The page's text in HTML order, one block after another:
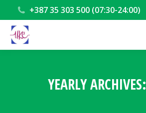
+387 35 303 500 (07:30-24:00)
YEARLY ARCHIVES: